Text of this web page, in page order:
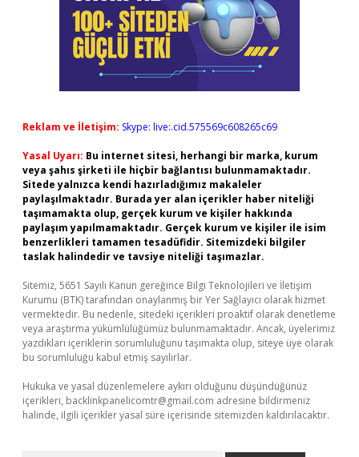
Reklam ve İletişim: Skype: live:.cid.575569c608265c69
Yasal Uyarı: Bu internet sitesi, herhangi bir marka, kurum
veya şahıs şirketi ile hiçbir bağlantısı bulunmamaktadır.
Sitede yalnızca kendi hazırladığımız makaleler
paylaşılmaktadır. Burada yer alan içerikler haber niteliği
taşımamakta olup, gerçek kurum ve kişiler hakkında
paylaşım yapılmamaktadır. Gerçek kurum ve kişiler ile isim
benzerlikleri tamamen tesadüfidir. Sitemizdeki bilgiler
taslak halindedir ve tavsiye niteliği taşımazlar.
Sitemiz, 5651 Sayılı Kanun gereğince Bilgi Teknolojileri ve İletişim
Kurumu (BTK) tarafından onaylanmış bir Yer Sağlayıcı olarak hizmet
vermektedir. Bu nedenle, sitedeki içerikleri proaktif olarak denetleme
veya araştırma yükümlülüğümüz bulunmamaktadır. Ancak, üyelerimiz
yazdıkları içeriklerin sorumluluğunu taşımakta olup, siteye üye olarak
bu sorumluluğu kabul etmiş sayılırlar.
Hukuka ve yasal düzenlemelere aykırı olduğunu düşündüğünüz
içerikleri, backlinkpanelicomtr@gmail.com adresine bildirmeniz
halinde, ilgili içerikler yasal süre içerisinde sitemizden kaldırılacaktır.